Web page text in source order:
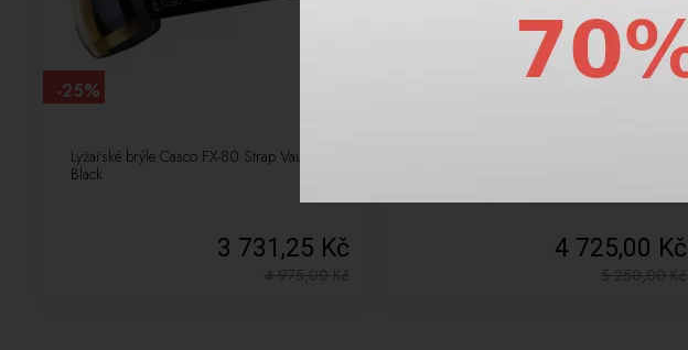
Lyžařské brýle Casco FX-80 Strap Vautron+
Black
3 731,25 Kč
4 975,00Kč
-25%
4 725,00 Kč
5 250,00Kč